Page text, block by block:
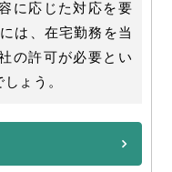
に応じた対応を要
は、在宅勤務を当
の許可が必要とい
ょう。